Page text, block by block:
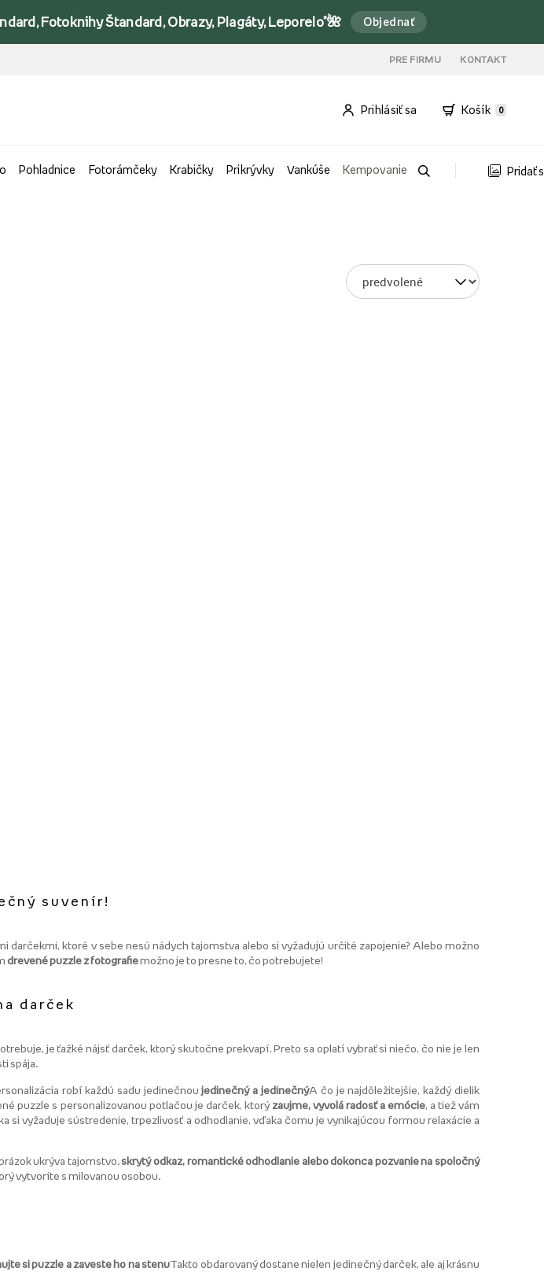
Fotoknihy Štandard, Obrazy, Plagáty, Leporelo*🌺 Objednať
PRE FIRMU KONTAKT
Prihlásiť sa Košík 0
Pohladnice Fotorámčeky Krabičky Prikrývky Vankúše Kempovanie Pridať
suvenír!
darčekmi, ktoré v sebe nesú nádych tajomstva alebo si vyžadujú určité zapojenie? Alebo možno
drevené puzzle z fotografiemožno je to presne to, čo potrebujete!
darček
je ťažké nájsť darček, ktorý skutočne prekvapí. Preto sa oplatí vybrať si niečo, čo nie je len
spája.
robí každú sadu jedinečnoujedinečný a jedinečnýA čo je najdôležitejšie, každý dielik
puzzle s personalizovanou potlačou je darček, ktorý zaujme, vyvolá radosť a emócie, a tiež vám
si vyžaduje sústredenie, trpezlivosť a odhodlanie, vďaka čomu je vynikajúcou formou relaxácie a
ukrýva tajomstvo.skrytý odkaz, romantické odhodlanie alebo dokonca pozvanie na spoločný
vytvoríte s milovanou osobou.
si puzzle a zaveste ho na stenuTakto obdarovaný dostane nielen jedinečný darček, ale aj krásnu